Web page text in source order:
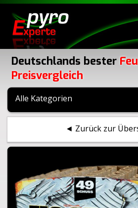
Deutschlands bester
Preisvergleich
Alle Kategorien
◄ Zurück zur